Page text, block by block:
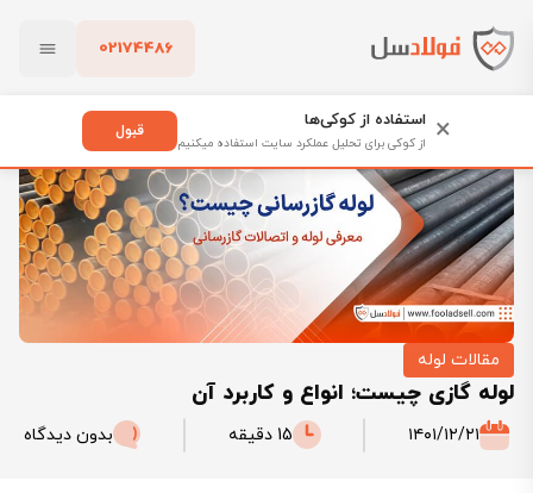
02174486
پاک کردن
فولادسل
مقالات لوله
لوله گازی چیست؛ انواع و کاربرد آن
۱۴۰۱/۱۲/۲۱ 15 دقیقه بدون دیدگاه
× استفاده از کوکی‌ها
از کوکی برای تحلیل عملکرد سایت استفاده میکنیم
قبول